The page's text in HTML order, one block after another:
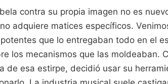
contra su propia imagen no es
adquiere matices específicos.
que lo entregaban todo en el
los mecanismos que las moldeaban.
de esa estirpe, decidió usar su